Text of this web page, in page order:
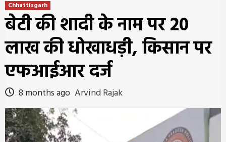
Chhattisgarh
बेटी की शादी के नाम पर 20
लाख की धोखाधड़ी, किसान पर
एफआईआर दर्ज
8 months ago Arvind Rajak